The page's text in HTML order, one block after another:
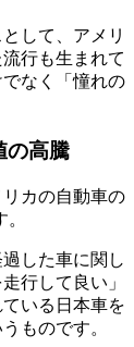
して、アメリ
行も生まれて
なく「憧れの
の高騰
カの自動車の
した車に関し
行して良い」
いる日本車を
ものです。